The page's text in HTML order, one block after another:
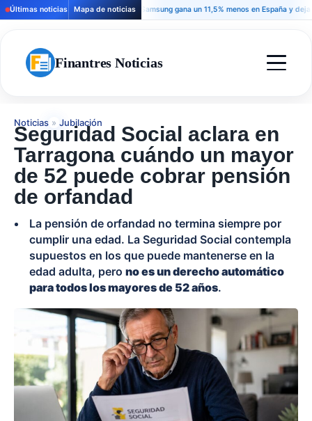
Últimas noticias Mapa de noticiasSamsung gana un 11,5% menos en España y deja
Finantres Noticias
Noticias » Jubilación
Seguridad Social aclara en
Tarragona cuándo un mayor
de 52 puede cobrar pensión
de orfandad
La pensión de orfandad no termina siempre por
cumplir una edad. La Seguridad Social contempla
supuestos en los que puede mantenerse en la
edad adulta, pero no es un derecho automático
para todos los mayores de 52 años.